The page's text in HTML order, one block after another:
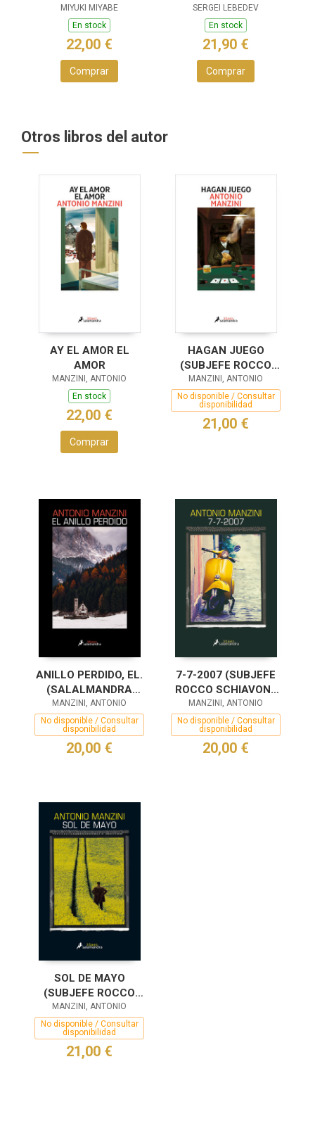
MIYUKI MIYABE
En stock
22,00 €
Comprar
SERGEI LEBEDEV
En stock
21,90 €
Comprar
Otros libros del autor
AY EL AMOR EL
AMOR
MANZINI, ANTONIO
En stock
22,00 €
Comprar
HAGAN JUEGO
(SUBJEFE ROCCO
SCHIAVONE 7)
MANZINI, ANTONIO
No disponible / Consultar
disponibilidad
21,00 €
ANILLO PERDIDO, EL.
(SALALMANDRA
BLACK)
MANZINI, ANTONIO
No disponible / Consultar
disponibilidad
20,00 €
7-7-2007 (SUBJEFE
ROCCO SCHIAVONE
5)
MANZINI, ANTONIO
No disponible / Consultar
disponibilidad
20,00 €
SOL DE MAYO
(SUBJEFE ROCCO
SCHIAVONE 4)
MANZINI, ANTONIO
No disponible / Consultar
disponibilidad
21,00 €